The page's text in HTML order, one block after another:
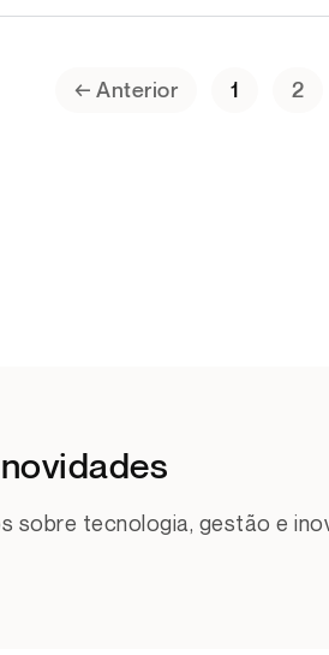
← Anterior 1 2
sobre tecnologia, gestão e